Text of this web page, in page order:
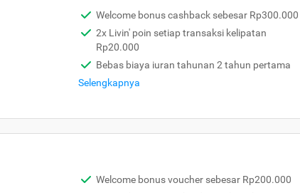
Welcome bonus cashback sebesar Rp300.000
2x Livin' poin setiap transaksi kelipatan
Rp20.000
Bebas biaya iuran tahunan 2 tahun pertama
Selengkapnya
Welcome bonus voucher sebesar Rp200.000